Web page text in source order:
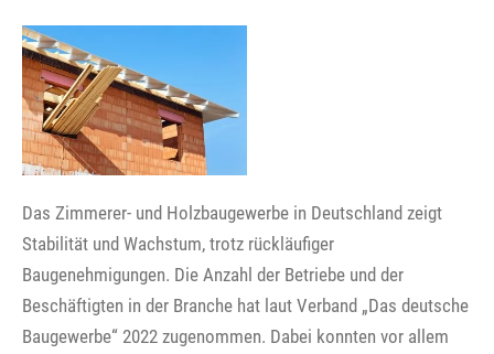
Das Zimmerer- und Holzbaugewerbe in Deutschland zeigt
Stabilität und Wachstum, trotz rückläufiger
Baugenehmigungen. Die Anzahl der Betriebe und der
Beschäftigten in der Branche hat laut Verband „Das deutsche
Baugewerbe“ 2022 zugenommen. Dabei konnten vor allem